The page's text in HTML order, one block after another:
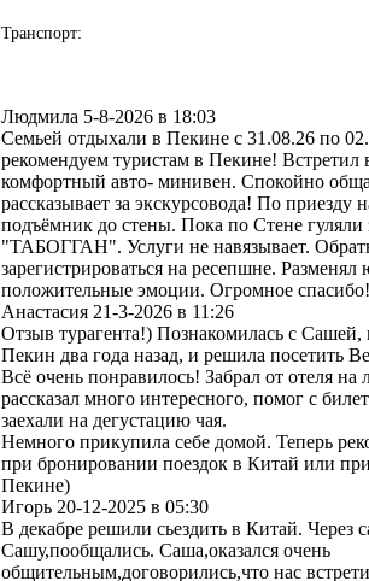
Транспорт:
Людмила 5-8-2026 в 18:03
Семьей отдыхали в Пекине с 31.08.26 по
рекомендуем туристам в Пекине! Встретил
комфортный авто- минивен. Спокойно
рассказывает за экскурсовода! По приезду
подъёмник до стены. Пока по Стене гуляли
"ТАБОГГАН". Услуги не навязывает.
зарегистрироваться на ресепшне.
положительные эмоции. Огромное
Анастасия 21-3-2026 в 11:26
Отзыв турагента!) Познакомилась с Сашей,
Пекин два года назад, и решила посетить
Всё очень понравилось! Забрал от отеля на
рассказал много интересного, помог с
заехали на дегустацию чая.
Немного прикупила себе домой. Теперь
при бронировании поездок в Китай или
Пекине)
Игорь 20-12-2025 в 05:30
В декабре решили сьездить в Китай. Через
Сашу,пообщались. Саша,оказался очень
общительным,договорились,что нас